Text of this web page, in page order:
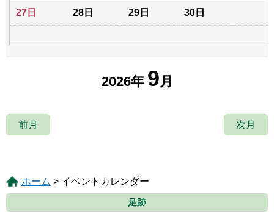
27日 28日 29日 30日
前月
2026年 9月
次月
ホーム > イベントカレンダー
足跡